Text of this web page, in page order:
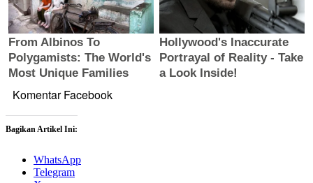
Komentar Facebook
Bagikan Artikel Ini:
WhatsApp
Telegram